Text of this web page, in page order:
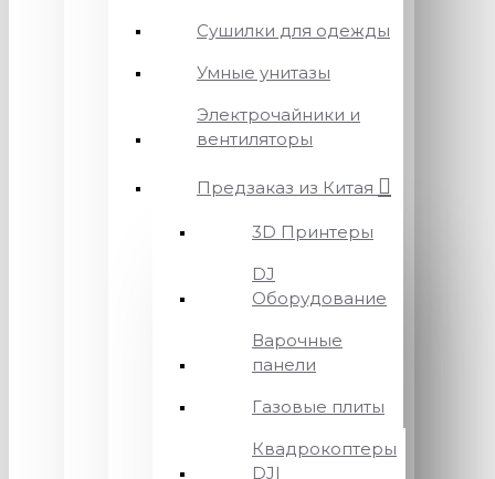
Сушилки для одежды
Умные унитазы
Электрочайники и
вентиляторы
Предзаказ из Китая
3D Принтеры
DJ
Оборудование
Варочные
панели
Газовые плиты
Квадрокоптеры
DJI